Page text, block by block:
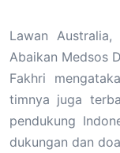
Lawan
Abaikan Medsos
Fakhri
timnya juga
pendukung
dukungan dan